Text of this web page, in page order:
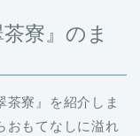
寮』のま
茶寮』を紹介しま
おもてなしに溢れ